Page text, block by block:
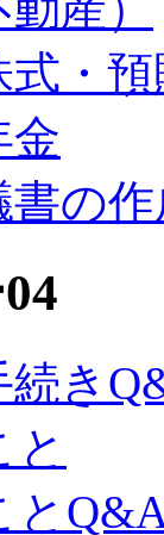
・
金
書の
続き
と